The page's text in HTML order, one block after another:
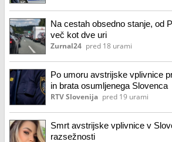
Na cestah obsedno stanje, od
več kot dve uri
Zurnal24 pred 18 urami
Po umoru avstrijske vplivnice
in brata osumljenega Slovenca
RTV Slovenija pred 19 urami
Smrt avstrijske vplivnice v
razsežnosti